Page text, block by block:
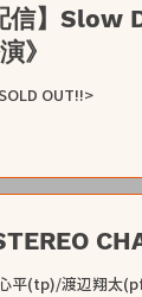
信】
》
OUT!!>
平(tp)/渡辺翔太